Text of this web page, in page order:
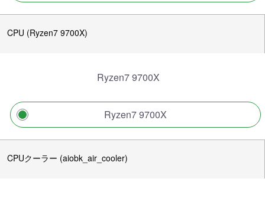
CPU (Ryzen7 9700X)
Ryzen7 9700X
Ryzen7 9700X
CPUクーラー (aiobk_air_cooler)